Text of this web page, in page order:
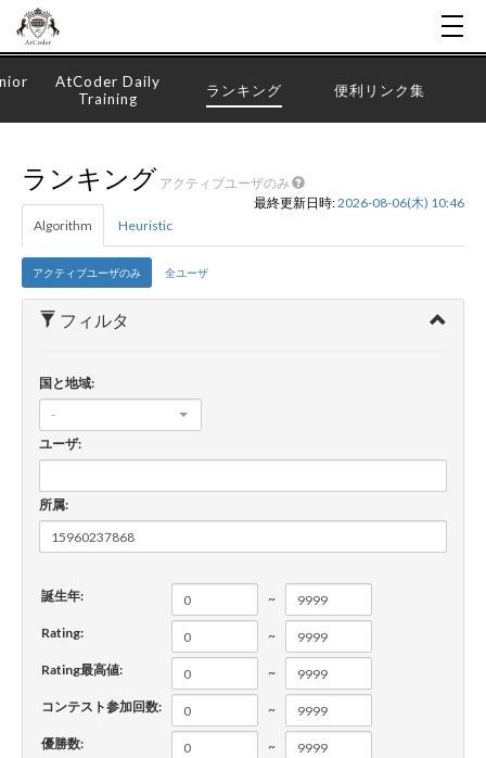
EN
AtCoder Daily
Training
ランキング 便利リンク集
ランキング アクティブユーザのみ
最終更新日時:2026-08-06(木) 10:46
Algorithm
Heuristic
アクティブユーザのみ 全ユーザ
フィルタ
国と地域:
-
ユーザ:
所属:
誕生年: ~
Rating: ~
Rating最高値: ~
コンテスト参加回数: ~
優勝数: ~